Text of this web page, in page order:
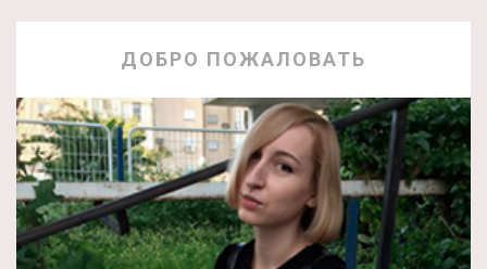
ДОБРО ПОЖАЛОВАТЬ